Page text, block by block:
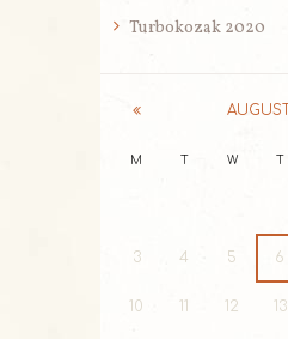
Turbokozak 2020
AUGUST
M T W T
3 4 5 6
10 11 12 13